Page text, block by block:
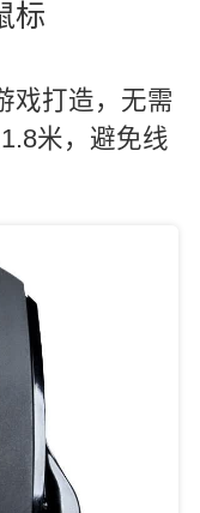
标
戏打造，无需
米，避免线